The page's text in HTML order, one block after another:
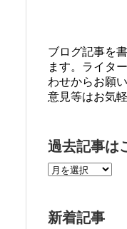
ブログ記事を
ます。ライタ
わせからお願
意見等はお気
過去記事は
新着記事